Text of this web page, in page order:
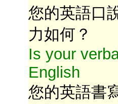
您的英語口
力如何？
Is your
English
您的英語書